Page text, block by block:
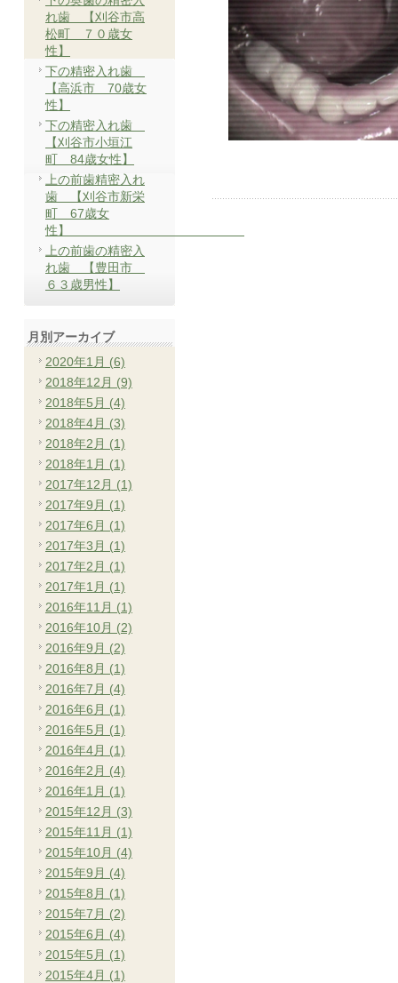
れ歯 【刈谷市高
松町 ７０歳女
性】
下の精密入れ歯
【高浜市 70歳女
性】
下の精密入れ歯
【刈谷市小垣江
町 84歳女性】
上の前歯精密入れ
歯 【刈谷市新栄
町 67歳女
性】
上の前歯の精密入
れ歯 【豊田市
６３歳男性】
月別アーカイブ
2020年1月 (6)
2018年12月 (9)
2018年5月 (4)
2018年4月 (3)
2018年2月 (1)
2018年1月 (1)
2017年12月 (1)
2017年9月 (1)
2017年6月 (1)
2017年3月 (1)
2017年2月 (1)
2017年1月 (1)
2016年11月 (1)
2016年10月 (2)
2016年9月 (2)
2016年8月 (1)
2016年7月 (4)
2016年6月 (1)
2016年5月 (1)
2016年4月 (1)
2016年2月 (4)
2016年1月 (1)
2015年12月 (3)
2015年11月 (1)
2015年10月 (4)
2015年9月 (4)
2015年8月 (1)
2015年7月 (2)
2015年6月 (4)
2015年5月 (1)
2015年4月 (1)